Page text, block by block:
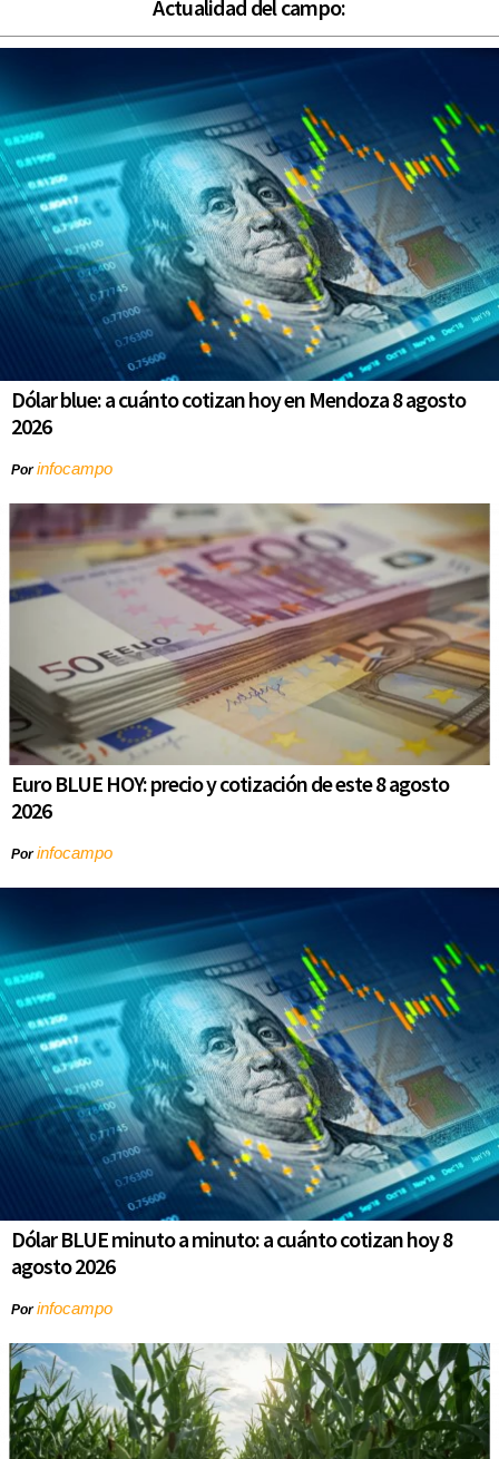
Actualidad del campo:
Dólar blue: a cuánto cotizan hoy en Mendoza 8 agosto
2026
Porinfocampo
Euro BLUE HOY: precio y cotización de este 8 agosto
2026
Porinfocampo
Dólar BLUE minuto a minuto: a cuánto cotizan hoy 8
agosto 2026
Porinfocampo